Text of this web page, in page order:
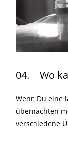
04. Wo
Wenn Du eine
übernachten
verschiedene